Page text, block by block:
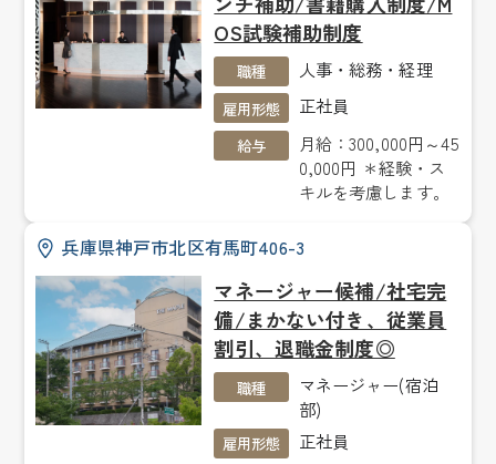
OS試験補助制度
職種 人事・総務・経理
雇用形態 正社員
給与
月給：300,000円～45
0,000円 ＊経験・ス
キルを考慮します。
兵庫県神戸市北区有馬町406-3
マネージャー候補/社宅完
備/まかない付き、従業員
割引、退職金制度◎
職種
マネージャー(宿泊
部)
雇用形態 正社員